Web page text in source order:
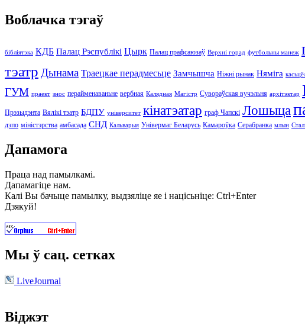
Воблачка тэгаў
бібліятэка КДБ Палац Рэспублікі Цырк Палац прафсаюзаў Верхні горад футбольны манеж
тэатр Дынама Траецкае перадмесьце Замчышча Ніжні рынак Няміга
ГУМ праект знос перайменаваньне вербная Калядная Магістр Сувораўская вучэльня архітэктар
Прэзыдэнта Вялікі тэатр БДПУ університет кінатэатар граф Чапскі Лошыца
дэпо міністэрства амбасада СНД Кальварыя Універмаг Беларусь Камароўка Серабранка млын
Дапамога
Праца над памылкамі.
Дапамагіце нам.
Калі Вы бачыце памылку, выдзяліце яе і націсьніце: Ctrl+Enter
Дзякуй!
Мы ў сац. сетках
LiveJournal
Віджэт